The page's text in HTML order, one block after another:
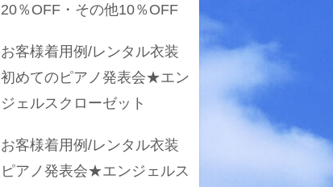
20％OFF・その他10％OFF
お客様着用例/レンタル衣装
初めてのピアノ発表会★エン
ジェルスクローゼット
お客様着用例/レンタル衣装
ピアノ発表会★エンジェルス